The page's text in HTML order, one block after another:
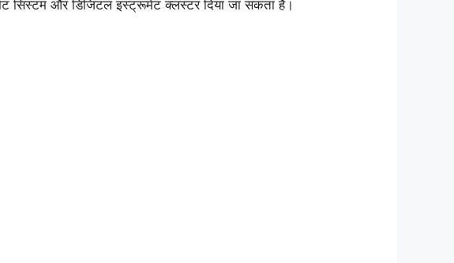
सिस्टम और डिजिटल इंस्ट्रूमेंट क्लस्टर दिया जा सकता है।